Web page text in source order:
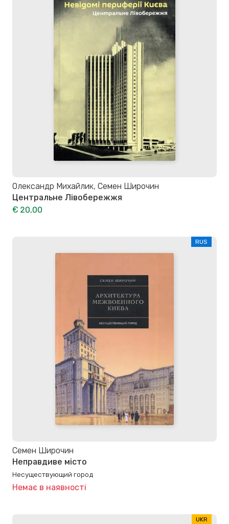
Олександр Михайлик, Семен Широчин
Центральне Лівобережжя
€ 20,00
RUS
Семен Широчин
Неправдиве місто
Несуществующий город
Немає в наявності
UKR